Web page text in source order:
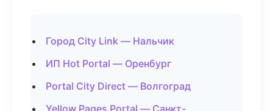
Город City Link — Нальчик
ИП Hot Portal — Оренбург
Portal City Direct — Волгоград
Yellow Pages Portal — Санкт-